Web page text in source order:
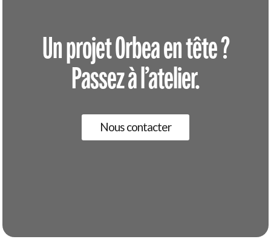
Un projet Orbea en tête ?
Passez à l’atelier.
Nous contacter